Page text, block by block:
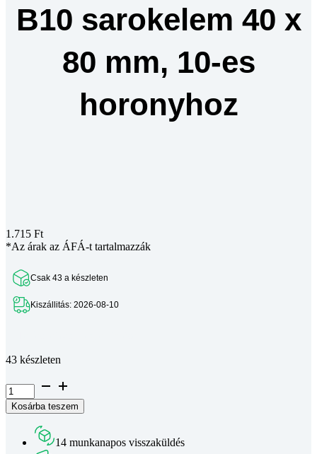
mennyiség
B10 sarokelem 40 x
80 mm, 10-es
horonyhoz
1.715 Ft
*Az árak az ÁFÁ-t tartalmazzák
Csak 43 a készleten
Kiszállitás: 2026-08-10
43 készleten
B10
sarokelem
40
mm,
Kosárba teszem
14 munkanapos visszaküldés